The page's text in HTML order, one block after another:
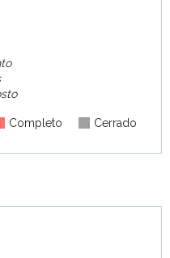
Completo Cerrado